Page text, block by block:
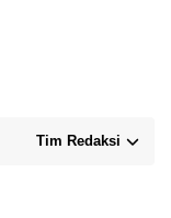
Tim Redaksi